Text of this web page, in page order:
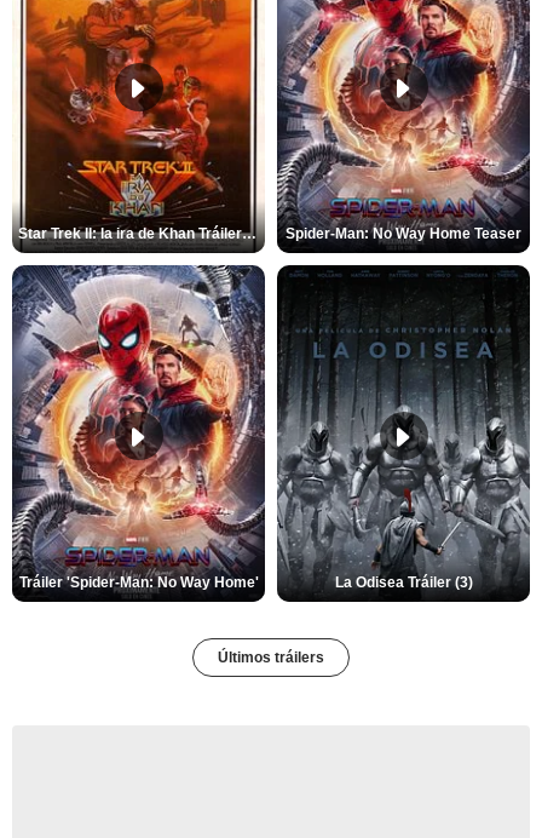
Star Trek II: la ira de Khan Tráiler VO Spider-Man: No Way Home Teaser
Tráiler 'Spider-Man: No Way Home' La Odisea Tráiler (3)
Últimos tráilers